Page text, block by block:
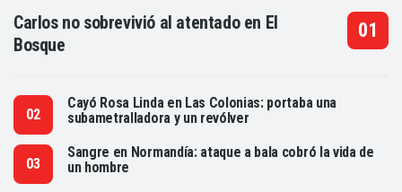
Carlos no sobrevivió al atentado en El
Bosque
Cayó Rosa Linda en Las Colonias: portaba una
subametralladora y un revólver
Sangre en Normandía: ataque a bala cobró la vida de
un hombre